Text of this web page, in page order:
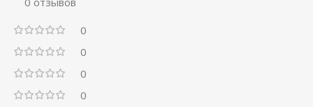
0
0
0
0